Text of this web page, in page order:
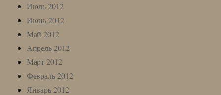
Июль 2012
Июнь 2012
Май 2012
Апрель 2012
Март 2012
Февраль 2012
Январь 2012